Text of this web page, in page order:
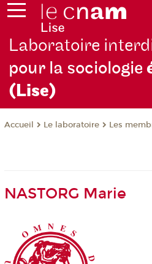
Laboratoire
pour la sociologie
(Lise)
Accueil Le laboratoire Les
NASTORG Marie